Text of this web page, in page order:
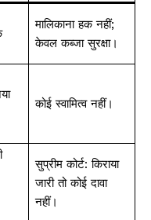
मालिकाना हक नहीं;
केवल कब्जा सुरक्षा।
कोई स्वामित्व नहीं।
सुप्रीम कोर्ट: किराया
जारी तो कोई दावा
नहीं।